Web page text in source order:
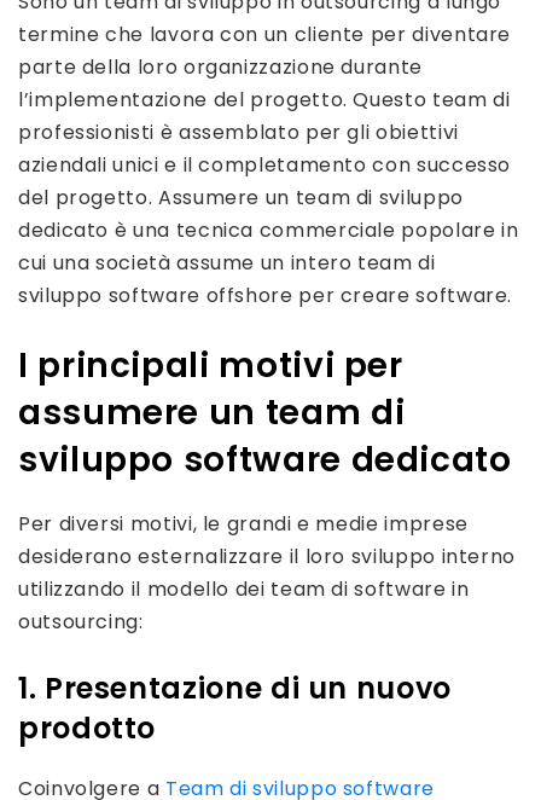
termine che lavora con un cliente per diventare
parte della loro organizzazione durante
l’implementazione del progetto. Questo team di
professionisti è assemblato per gli obiettivi
aziendali unici e il completamento con successo
del progetto. Assumere un team di sviluppo
dedicato è una tecnica commerciale popolare in
cui una società assume un intero team di
sviluppo software offshore per creare software.
I principali motivi per
assumere un team di
sviluppo software dedicato
Per diversi motivi, le grandi e medie imprese
desiderano esternalizzare il loro sviluppo interno
utilizzando il modello dei team di software in
outsourcing:
1. Presentazione di un nuovo
prodotto
Coinvolgere a Team di sviluppo software